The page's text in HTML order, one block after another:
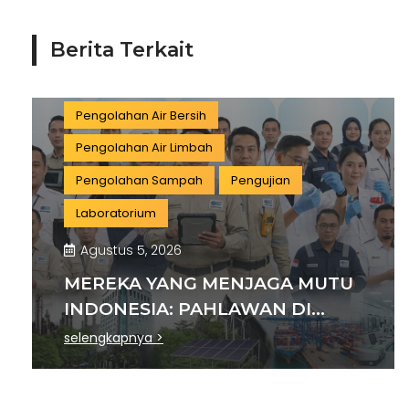
Berita Terkait
Manufaktur
Sertifikasi
Pengolahan Air Bersih
Pengolahan Air Limbah
Pengolahan Sampah
Pengujian
Laboratorium
Agustus 5, 2026
MEREKA YANG MENJAGA MUTU
INDONESIA: PAHLAWAN DI
BALIK SETIAP STANDAR
INDUSTRI
selengkapnya >